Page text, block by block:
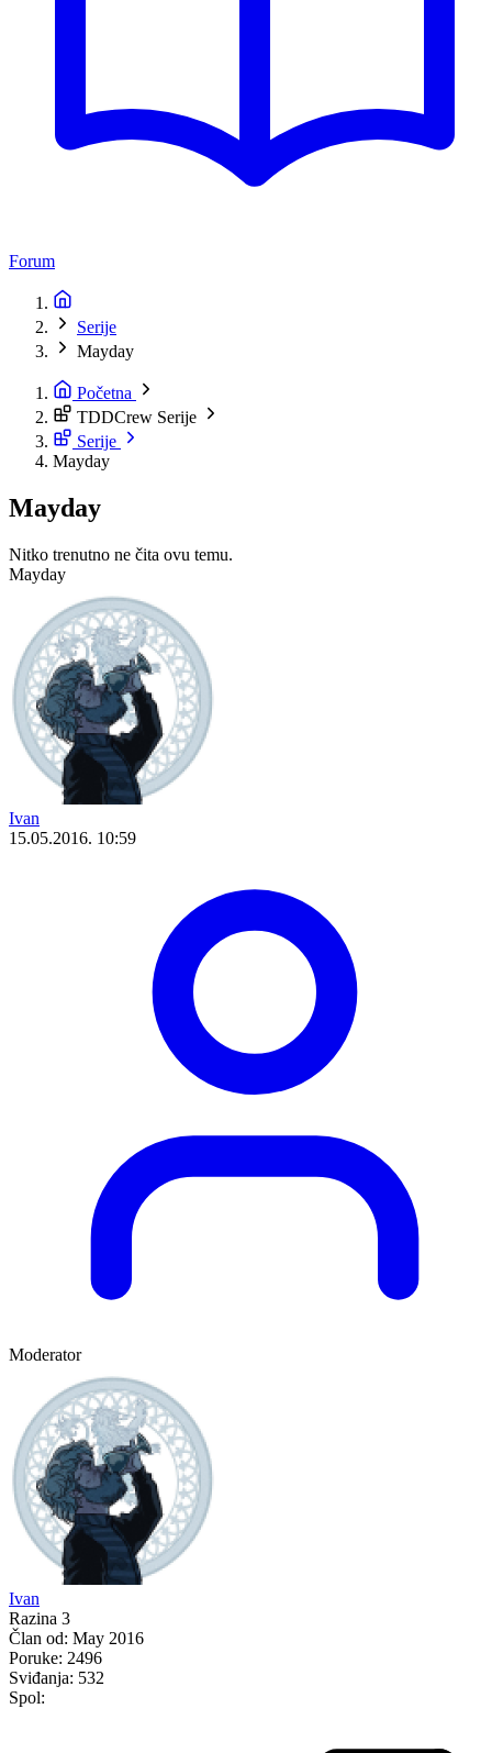
Forum
Serije
Mayday
Početna
TDDCrew Serije
Serije
Mayday
Mayday
Nitko trenutno ne čita ovu temu.
Mayday
Ivan
15.05.2016. 10:59
Moderator
Ivan
Razina 3
Član od: May 2016
Poruke: 2496
Sviđanja: 532
Spol: